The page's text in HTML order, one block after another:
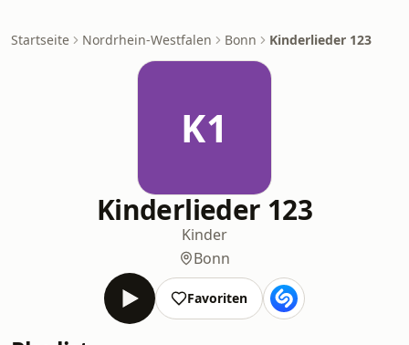
Startseite Nordrhein-Westfalen Bonn Kinderlieder 123
K1
Kinderlieder 123
Kinder
Bonn
Favoriten